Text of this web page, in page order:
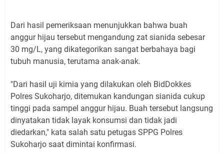
Dari hasil pemeriksaan menunjukkan bahwa buah
anggur hijau tersebut mengandung zat sianida sebesar
30 mg/L, yang dikategorikan sangat berbahaya bagi
tubuh manusia, terutama anak-anak.
"Dari hasil uji kimia yang dilakukan oleh BidDokkes
Polres Sukoharjo, ditemukan kandungan sianida cukup
tinggi pada sampel anggur hijau. Buah tersebut langsung
dinyatakan tidak layak konsumsi dan tidak jadi
diedarkan," kata salah satu petugas SPPG Polres
Sukoharjo saat dimintai konfirmasi.